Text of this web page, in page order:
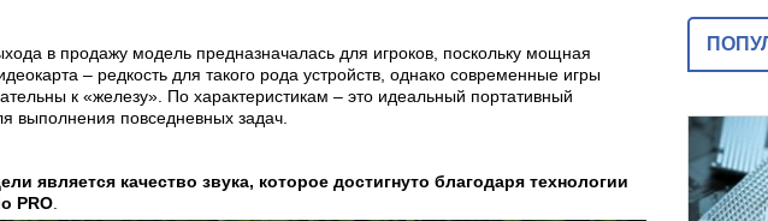
в продажу модель предназначалась для игроков, поскольку мощная
– редкость для такого рода устройств, однако современные игры
к «железу». По характеристикам – это идеальный портативный
выполнения повседневных задач.
является качество звука, которое достигнуто благодаря технологии
PRO